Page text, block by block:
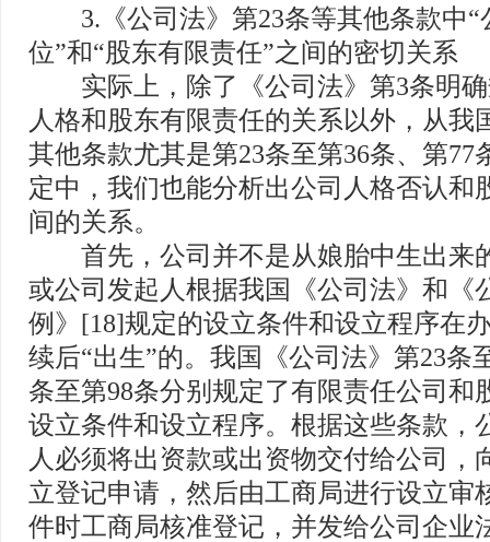
3.《公司法》第23条等其他条款中“
位”和“股东有限责任”之间的密切关系
实际上，除了《公司法》第3条明确
人格和股东有限责任的关系以外，从我
其他条款尤其是第23条至第36条、第77
定中，我们也能分析出公司人格否认和
间的关系。
首先，公司并不是从娘胎中生出来
或公司发起人根据我国《公司法》和《
例》[18]规定的设立条件和设立程序在
续后“出生”的。我国《公司法》第23条
条至第98条分别规定了有限责任公司和
设立条件和设立程序。根据这些条款，
人必须将出资款或出资物交付给公司，
立登记申请，然后由工商局进行设立审
件时工商局核准登记，并发给公司企业